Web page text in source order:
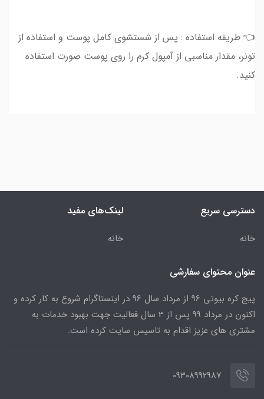
👈 طریقه استفاده : پس از شستشوی کامل پوست و استفاده از
تونر، مقدار مناسبی از آمپول کرم را روی پوست صورت استفاده
کنید.
دسترسی سریع
خانه
لینک‌های مفید
خانه
عنوان محتوای سفارشی
پیج کره بیوتی 96 از مرداد سال 96 در اینستاگرام شروع به کار کرده و
اکنون در مرداد 99 پس از 3 سال فعالیت جهت بهبود خدمات به
مشتری های عزیز اقدام به تاسیس سایت کرده است.
09308992987